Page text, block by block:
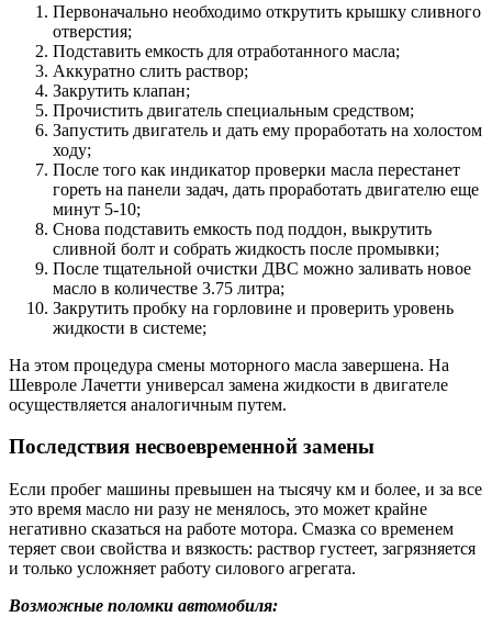
Первоначально необходимо открутить крышку сливного
отверстия;
Подставить емкость для отработанного масла;
Аккуратно слить раствор;
Закрутить клапан;
Прочистить двигатель специальным средством;
Запустить двигатель и дать ему проработать на холостом
ходу;
После того как индикатор проверки масла перестанет
гореть на панели задач, дать проработать двигателю еще
минут 5-10;
Снова подставить емкость под поддон, выкрутить
сливной болт и собрать жидкость после промывки;
После тщательной очистки ДВС можно заливать новое
масло в количестве 3.75 литра;
Закрутить пробку на горловине и проверить уровень
жидкости в системе;
На этом процедура смены моторного масла завершена. На
Шевроле Лачетти универсал замена жидкости в двигателе
осуществляется аналогичным путем.
Последствия несвоевременной замены
Если пробег машины превышен на тысячу км и более, и за все
это время масло ни разу не менялось, это может крайне
негативно сказаться на работе мотора. Смазка со временем
теряет свои свойства и вязкость: раствор густеет, загрязняется
и только усложняет работу силового агрегата.
Возможные поломки автомобиля: